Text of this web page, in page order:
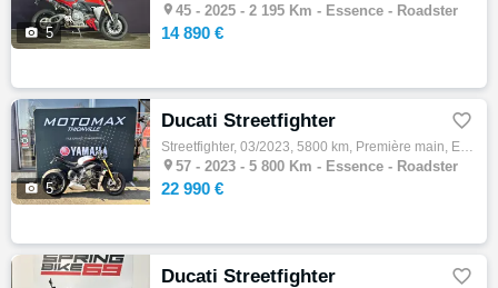
 5
 45 - 2025 - 2 195 Km - Essence - Roadster
14 890 €
 5
Ducati Streetfighter 
Streetfighter, 03/2023, 5800 km, Première main, Essence, 1103cm³, Couleur gris, 22990 € Equipements : Puissance 208 cv, Modes de conduite, …
 57 - 2023 - 5 800 Km - Essence - Roadster
22 990 €
Ducati Streetfighter 